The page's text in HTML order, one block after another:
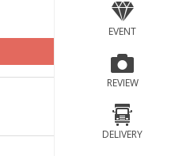
EVENT
REVIEW
DELIVERY